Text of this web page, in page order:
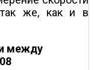
так же, как и в
между